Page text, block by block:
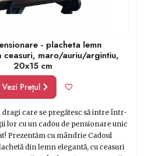
de succes și a unei vieți de
- placheta lemn
ceasuri, maro/auriu/argintiu,
20x15 cm
Vezi Prețul
care se pregătesc să intre într-
lor cu un cadou de pensionare unic
Prezentăm cu mândrie Cadoul
din lemn elegantă, cu ceasuri